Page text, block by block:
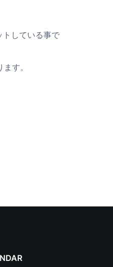
している事で
す。